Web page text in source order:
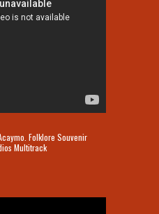
Folklore Souvenir
Multitrack